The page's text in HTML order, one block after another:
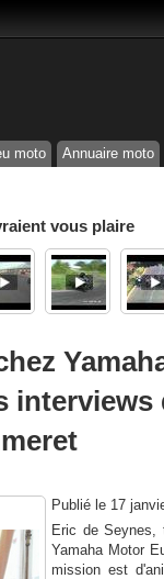
moto Annuaire moto
vous plaire
interviews
Publié le 17
Eric de Seynes,
Yamaha Motor
mission est